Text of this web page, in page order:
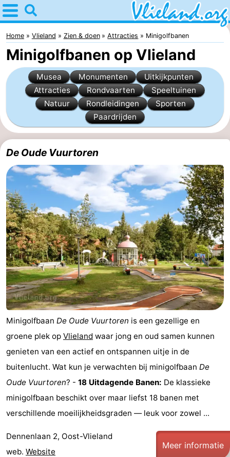
Home
Vlieland
Tips
Voor
kinderen
Overnachten
Appartementen
-
Vlieduyn
Campings
Hotels
Last
minutes
Strand
Zien
&
doen
Bezienswaardigheden
-
Musea
-
Monumenten
-
Uitkijkpunten
Attracties
Rondvaarten
-
Home Vlieland Zien & doen Attracties Minigolfbanen
Minigolfbanen op Vlieland
Musea Monumenten
Uitkijkpunten
Attracties
Rondvaarten
Speeltuinen
Natuur
Rondleidingen
Sporten
Paardrijden
De Oude Vuurtoren
Minigolfbaan De Oude Vuurtoren is een gezellige en
groene plek op Vlieland waar jong en oud samen kunnen
genieten van een actief en ontspannen uitje in de
buitenlucht. Wat kun je verwachten bij minigolfbaan De
Oude Vuurtoren? - 18 Uitdagende Banen: De klassieke
minigolfbaan beschikt over maar liefst 18 banen met
verschillende moeilijkheidsgraden — leuk voor zowel ...
Dennenlaan 2, Oost-Vlieland
web. Website
Meer informatie